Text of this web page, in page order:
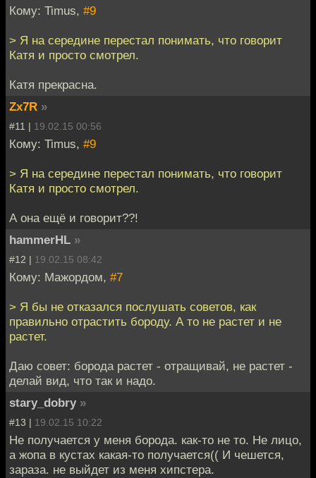
Кому: Timus, #9
> Я на середине перестал понимать, что говорит
Катя и просто смотрел.
Катя прекрасна.
Zx7R »
#11 | 19.02.15 00:56
Кому: Timus, #9
> Я на середине перестал понимать, что говорит
Катя и просто смотрел.
А она ещё и говорит??!
hammerHL »
#12 | 19.02.15 08:42
Кому: Мажордом, #7
> Я бы не отказался послушать советов, как
правильно отрастить бороду. А то не растет и не
растет.
Даю совет: борода растет - отращивай, не растет -
делай вид, что так и надо.
stary_dobry »
#13 | 19.02.15 10:22
Не получается у меня борода. как-то не то. Не лицо,
а жопа в кустах какая-то получается(( И чешется,
зараза. не выйдет из меня хипстера.